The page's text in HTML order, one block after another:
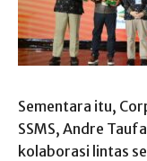
Sementara itu,
SSMS, Andre
kolaborasi lintas